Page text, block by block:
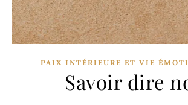
PAIX INTÉRIEURE ET VIE
Savoir dire